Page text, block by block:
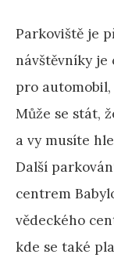
Parkoviště je
návštěvníky je
pro automobil,
Může se stát,
a vy musíte
Další
centrem
vědeckého
kde se také